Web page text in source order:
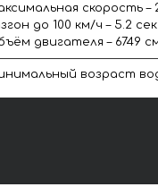
скорость –
до 100 км/ч – 5.2 сек
двигателя – 6749
возраст